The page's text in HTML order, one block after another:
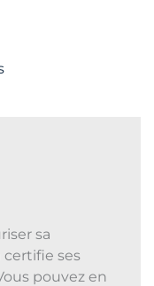
sa
ses
pouvez en